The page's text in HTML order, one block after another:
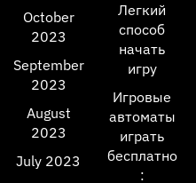
October
2023
September
2023
August
2023
July 2023
Легкий
способ
начать
игру
Игровые
автоматы
играть
бесплатно
: